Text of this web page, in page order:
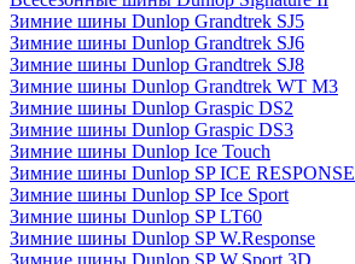
Зимние шины Dunlop Grandtrek SJ5
Зимние шины Dunlop Grandtrek SJ6
Зимние шины Dunlop Grandtrek SJ8
Зимние шины Dunlop Grandtrek WT M3
Зимние шины Dunlop Graspic DS2
Зимние шины Dunlop Graspic DS3
Зимние шины Dunlop Ice Touch
Зимние шины Dunlop SP ICE RESPONSE
Зимние шины Dunlop SP Ice Sport
Зимние шины Dunlop SP LT60
Зимние шины Dunlop SP W.Response
Зимние шины Dunlop SP W.Sport 3D